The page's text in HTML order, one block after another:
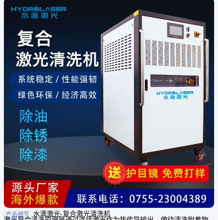
机。连续激光清冼系统热输出较脉冲激光偏高，3000W以上不建议手
持作业，一股加载机械臂使用。在金属
产品细节 水滴激光-复合激光清洗机